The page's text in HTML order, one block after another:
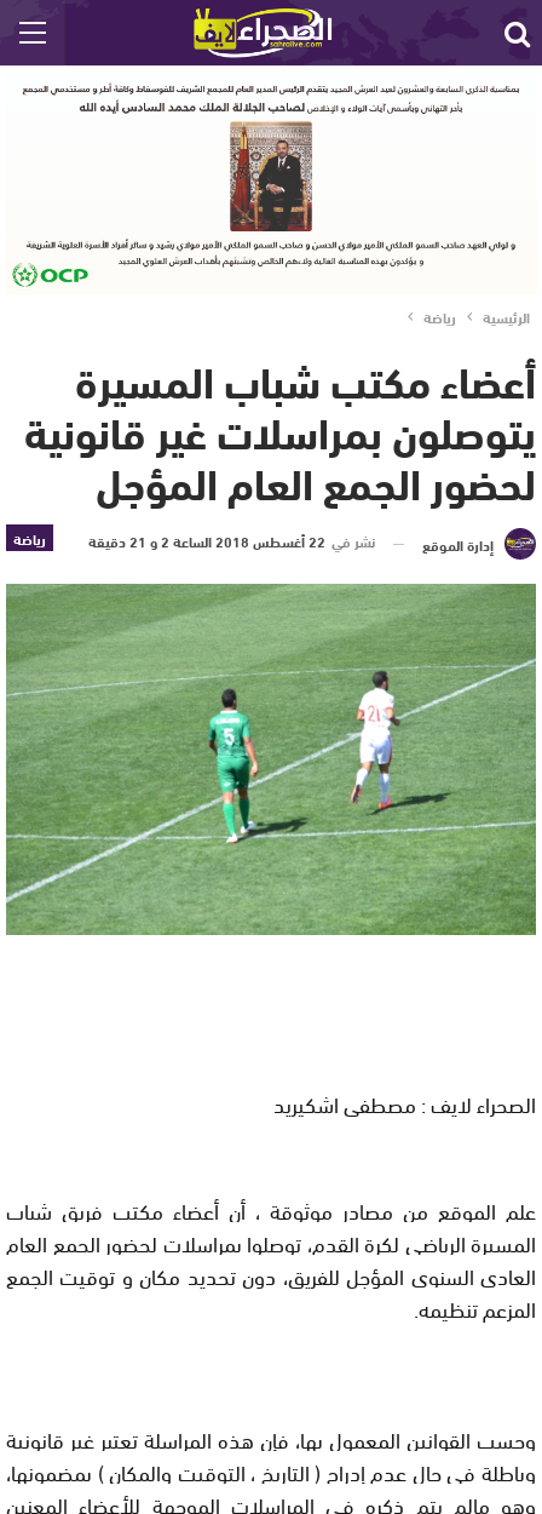
الرئيسية رياضة
أعضاء مكتب شباب المسيرة
يتوصلون بمراسلات غير قانونية
لحضور الجمع العام المؤجل
رياضة إدارة الموقع نشر في 22 أغسطس 2018 الساعة 2 و 21 دقيقة
الصحراء لايف : مصطفى اشكيريد
علم الموقع من مصادر موثوقة ، أن أعضاء مكتب فريق شباب
المسيرة الرياضي لكرة القدم، توصلوا بمراسلات لحضور الجمع العام
العادي السنوي المؤجل للفريق، دون تحديد مكان و توقيت الجمع
المزعم تنظيمه.
وحسب القوانين المعمول بها، فإن هذه المراسلة تعتبر غير قانونية
وباطلة في حال عدم إدراج ( التاريخ ، التوقيت والمكان ) بمضمونها،
وهو مالم يتم ذكره في المراسلات الموجهة للأعضاء المعنين